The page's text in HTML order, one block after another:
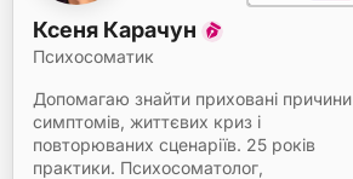
Ксеня Карачун
Психосоматик
Допомагаю знайти приховані причини
симптомів, життєвих криз і
повторюваних сценаріїв. 25 років
практики. Психосоматолог,